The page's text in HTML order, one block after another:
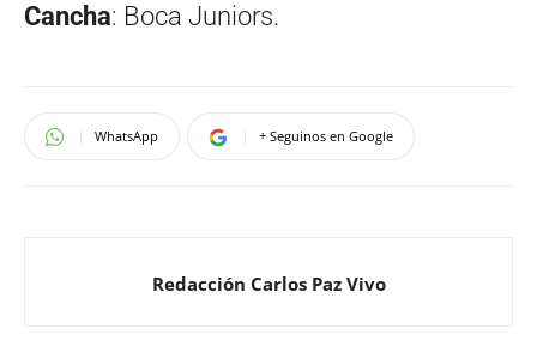
Cancha: Boca Juniors.
WhatsApp + Seguinos en Google
Redacción Carlos Paz Vivo